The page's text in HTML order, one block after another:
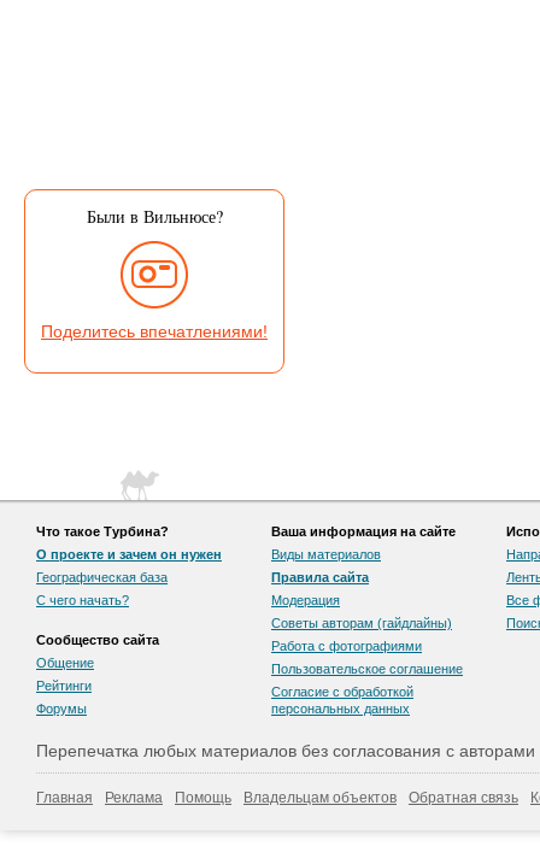
Были в Вильнюсе?
Поделитесь впечатлениями!
Что такое Турбина?
О проекте и зачем он нужен
Географическая база
С чего начать?
Сообщество сайта
Общение
Рейтинги
Форумы
Ваша информация на сайте
Виды материалов
Правила сайта
Модерация
Советы авторам (гайдлайны)
Работа с фотографиями
Пользовательскоe соглашение
Согласие с обработкой
персональных данных
Все
Перепечатка любых материалов без согласования с
Главная Реклама Помощь Владельцам объектов Обратная связь